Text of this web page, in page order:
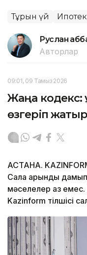
Тұрғын үй
Руслан
Авторлар
09:01, 09 Тамыз 2026
Жаңа кодекс:
өзгеріп жатыр
АСТАНА.
Сала қарқынды
мәселелер аз емес.
Kazinform тілшісі